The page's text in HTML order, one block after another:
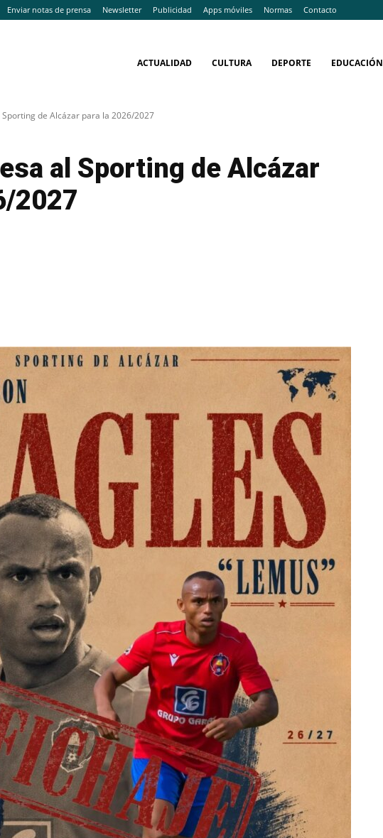
Enviar notas de prensa Newsletter Publicidad Apps móviles Normas Contacto
ACTUALIDAD CULTURA DEPORTE EDUCACIÓN
de Alcázar para la 2026/2027
al Sporting de Alcázar
2027